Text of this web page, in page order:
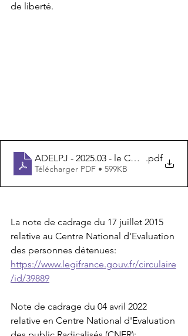
de liberté.
ADELPJ - 2025.03 - le CNE,.pdf
Télécharger PDF • 599KB
La note de cadrage du 17 juillet 2015
relative au Centre National d'Evaluation
des personnes détenues:
https://www.legifrance.gouv.fr/circulaire
/id/39889
Note de cadrage du 04 avril 2022
relative en Centre National d'Evaluation